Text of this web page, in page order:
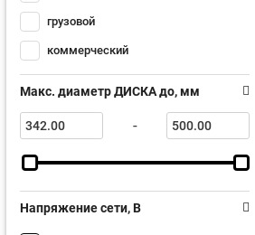
грузовой
коммерческий
Макс. диаметр ДИСКА до, мм
-
Напряжение сети, В